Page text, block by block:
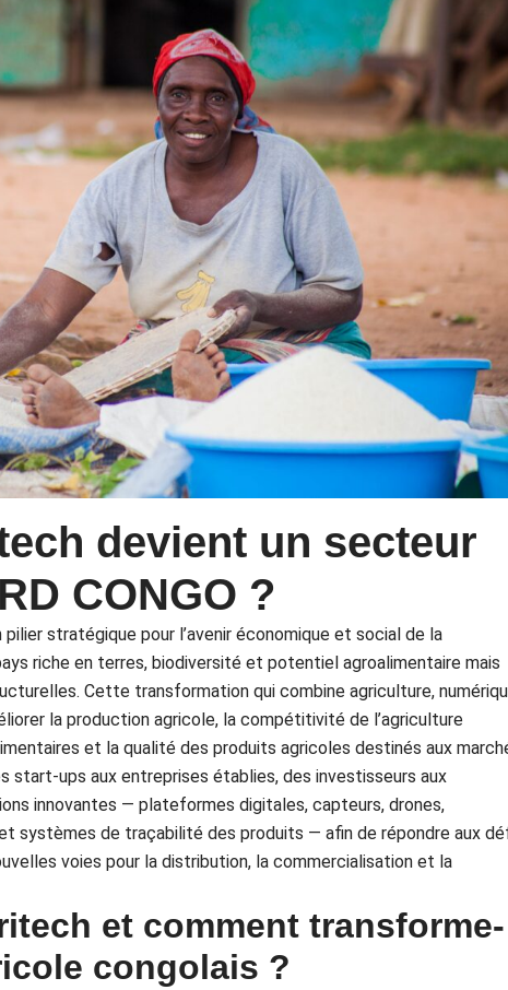
devient un secteur
CONGO ?
pilier stratégique pour l’avenir économique et social de la
riche en terres, biodiversité et potentiel agroalimentaire mais
Cette transformation qui combine agriculture,
la production agricole, la compétitivité de l’agriculture
et la qualité des produits agricoles destinés aux
start-ups aux entreprises établies, des investisseurs aux
innovantes — plateformes digitales, capteurs, drones,
systèmes de traçabilité des produits — afin de répondre aux
voies pour la distribution, la commercialisation et la
et comment transforme-
congolais ?